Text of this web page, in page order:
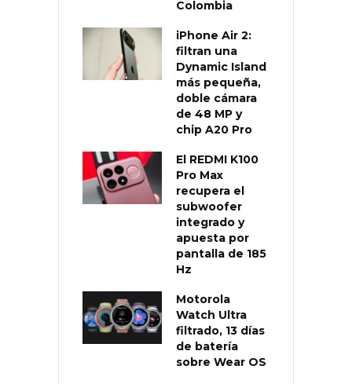
Colombia
iPhone Air 2:
filtran una
Dynamic Island
más pequeña,
doble cámara
de 48 MP y
chip A20 Pro
El REDMI K100
Pro Max
recupera el
subwoofer
integrado y
apuesta por
pantalla de 185
Hz
Motorola
Watch Ultra
filtrado, 13 días
de batería
sobre Wear OS